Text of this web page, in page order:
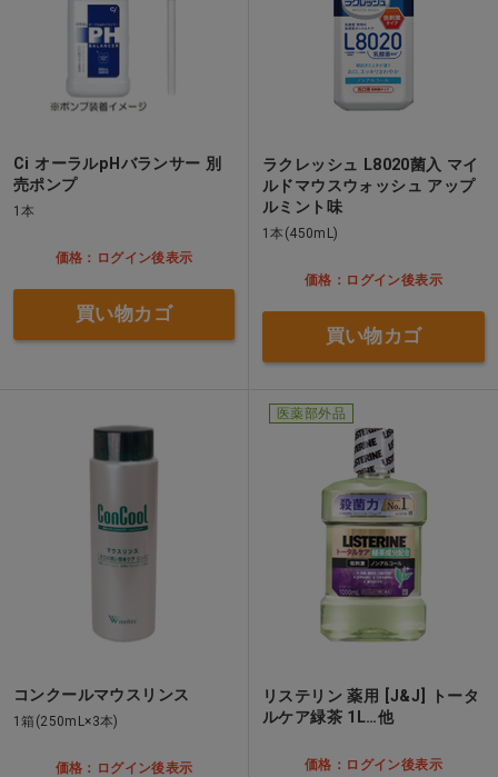
Ci オーラルpHバランサー 別
売ポンプ
1本
価格：ログイン後表示
買い物カゴ
ラクレッシュ L8020菌入 マイ
ルドマウスウォッシュ アップ
ルミント味
1本(450mL)
価格：ログイン後表示
買い物カゴ
コンクールマウスリンス
1箱(250mL×3本)
価格：ログイン後表示
医薬部外品
リステリン 薬用 [J&J] トータ
ルケア緑茶 1L…他
価格：ログイン後表示